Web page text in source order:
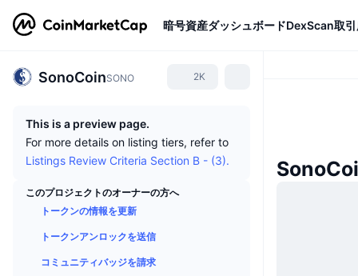
暗号資産ダッシュボードDexScan取
SonoCoinSONO 2K
This is a preview page.
For more details on listing tiers, refer to
Listings Review Criteria Section B - (3).
このプロジェクトのオーナーの方へ
トークンの情報を更新
トークンアンロックを送信
コミュニティバッジを請求